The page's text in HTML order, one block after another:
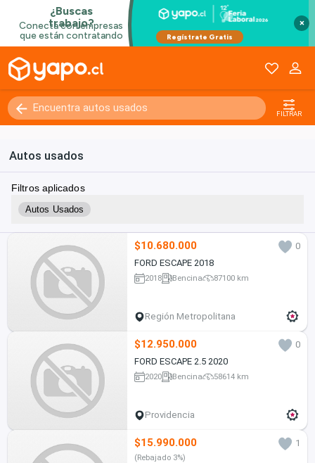
×
FILTRAR
Autos usados
Filtros aplicados
Autos Usados
$10.680.000
0
FORD ESCAPE 2018
2018 Bencina 87100 km
Región Metropolitana
$12.950.000
0
FORD ESCAPE 2.5 2020
2020 Bencina 58614 km
Providencia
$15.990.000 1
(Rebajado 3%)